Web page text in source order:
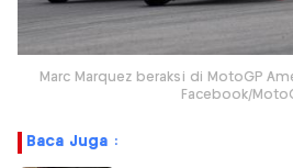
Marc Marquez beraksi di MotoGP
Facebook/
Baca Juga :